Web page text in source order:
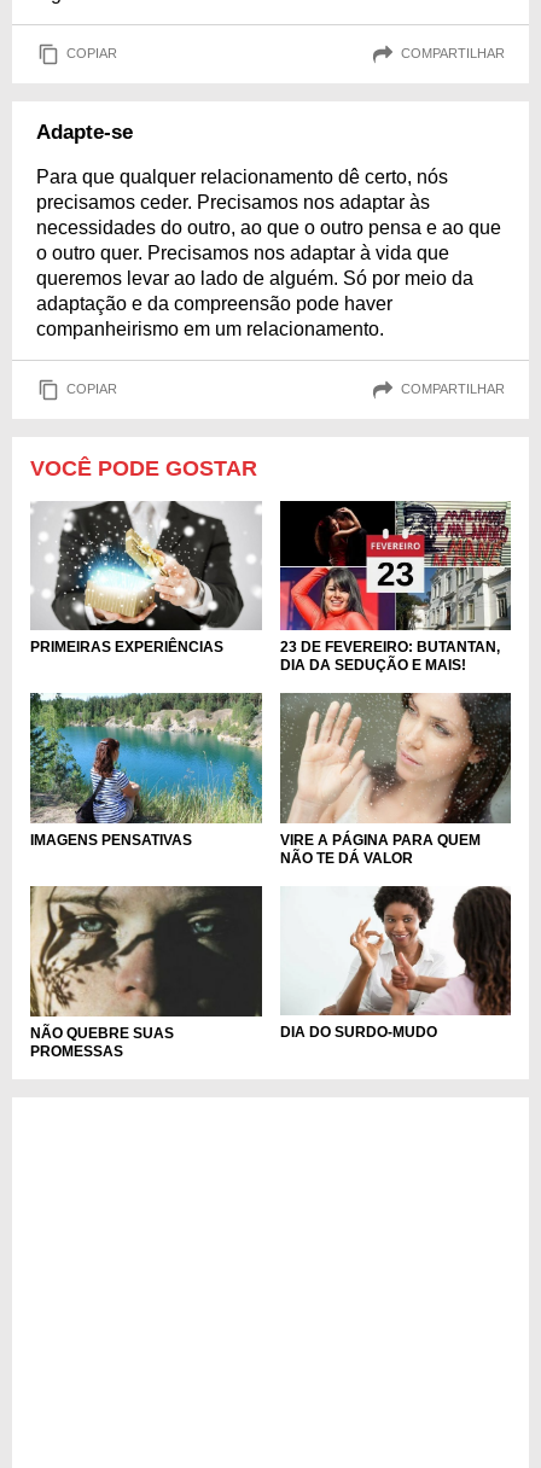
COPIAR COMPARTILHAR
Adapte-se
Para que qualquer relacionamento dê certo, nós
precisamos ceder. Precisamos nos adaptar às
necessidades do outro, ao que o outro pensa e ao que
o outro quer. Precisamos nos adaptar à vida que
queremos levar ao lado de alguém. Só por meio da
adaptação e da compreensão pode haver
companheirismo em um relacionamento.
COPIAR COMPARTILHAR
VOCÊ PODE GOSTAR
PRIMEIRAS EXPERIÊNCIAS
23 DE FEVEREIRO: BUTANTAN,
DIA DA SEDUÇÃO E MAIS!
IMAGENS PENSATIVAS
VIRE A PÁGINA PARA QUEM
NÃO TE DÁ VALOR
NÃO QUEBRE SUAS
PROMESSAS
DIA DO SURDO-MUDO